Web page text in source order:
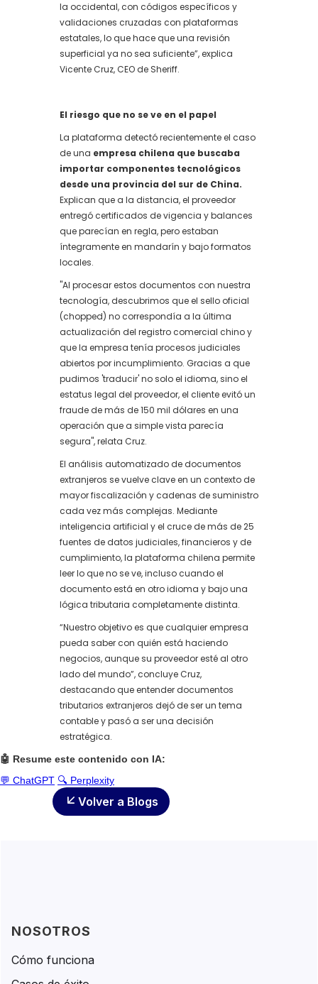
la occidental, con códigos específicos y
validaciones cruzadas con plataformas
estatales, lo que hace que una revisión
superficial ya no sea suficiente”, explica
Vicente Cruz, CEO de Sheriff.
El riesgo que no se ve en el papel
La plataforma detectó recientemente el caso
de una empresa chilena que buscaba
importar componentes tecnológicos
desde una provincia del sur de China.
Explican que a la distancia, el proveedor
entregó certificados de vigencia y balances
que parecían en regla, pero estaban
íntegramente en mandarín y bajo formatos
locales.
"Al procesar estos documentos con nuestra
tecnología, descubrimos que el sello oficial
(chopped) no correspondía a la última
actualización del registro comercial chino y
que la empresa tenía procesos judiciales
abiertos por incumplimiento. Gracias a que
pudimos 'traducir' no solo el idioma, sino el
estatus legal del proveedor, el cliente evitó un
fraude de más de 150 mil dólares en una
operación que a simple vista parecía
segura", relata Cruz.
El análisis automatizado de documentos
extranjeros se vuelve clave en un contexto de
mayor fiscalización y cadenas de suministro
cada vez más complejas. Mediante
inteligencia artificial y el cruce de más de 25
fuentes de datos judiciales, financieros y de
cumplimiento, la plataforma chilena permite
leer lo que no se ve, incluso cuando el
documento está en otro idioma y bajo una
lógica tributaria completamente distinta.
“Nuestro objetivo es que cualquier empresa
pueda saber con quién está haciendo
negocios, aunque su proveedor esté al otro
lado del mundo”, concluye Cruz,
destacando que entender documentos
tributarios extranjeros dejó de ser un tema
contable y pasó a ser una decisión
estratégica.
🤖 Resume este contenido con IA:
💬 ChatGPT 🔍 Perplexity
Volver a Blogs
NOSOTROS
Cómo funciona